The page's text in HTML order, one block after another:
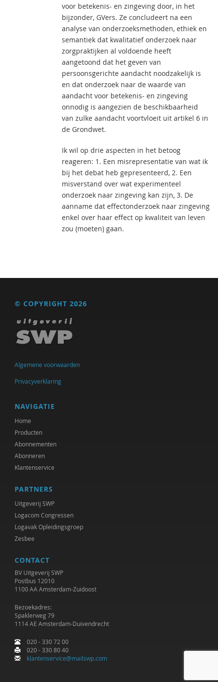
voor betekenis- en zingeving door, in het
bijzonder, GVers. Ze concludeert na een
analyse van onderzoeksmethoden, ethiek en
semantiek dat kwalitatief onderzoek naar
zorgpraktijken al voldoende heeft
aangetoond dat het geven van
persoonsgerichte aandacht noodzakelijk is
en dat onderzoek naar de waarde van
aandacht voor betekenis- en zingeving
onnodig is aangezien de beschikbaarheid
van zulke aandacht voortvloeit uit artikel 6 in
de Grondwet.
Ik wil op drie aspecten in het betoog
reageren: 1. Een misrepresentatie van wat ik
bij het debat heb gepresenteerd, 2. Een
misverstand over wat experimenteel
onderzoek naar zingeving kan zijn, 3. De
aanname dat effectonderzoek naar zingeving
enkel over haar effect op kwaliteit van leven
zou (moeten) gaan.
© COPYRIGHT 2026
Algemene voorwaarden
Privacyverklaring
NAVIGATIE
Home
Producten
Abonnementen
Abonneren
Klantenservice
PARTNERS
Uitgeverij SWP
Logacom Congressen
Logavak Opleidingsgroep
Zesbee
CONTACT
BV Uitgeverij SWP
Postbus 12010
1100 AA Amsterdam-Zuidoost
Bezoekadres:
Spaklerweg 79
1114 AE Amsterdam-Duivendrecht
020 - 330 72 00
020 - 330 80 40
klantenservice@mailswp.com